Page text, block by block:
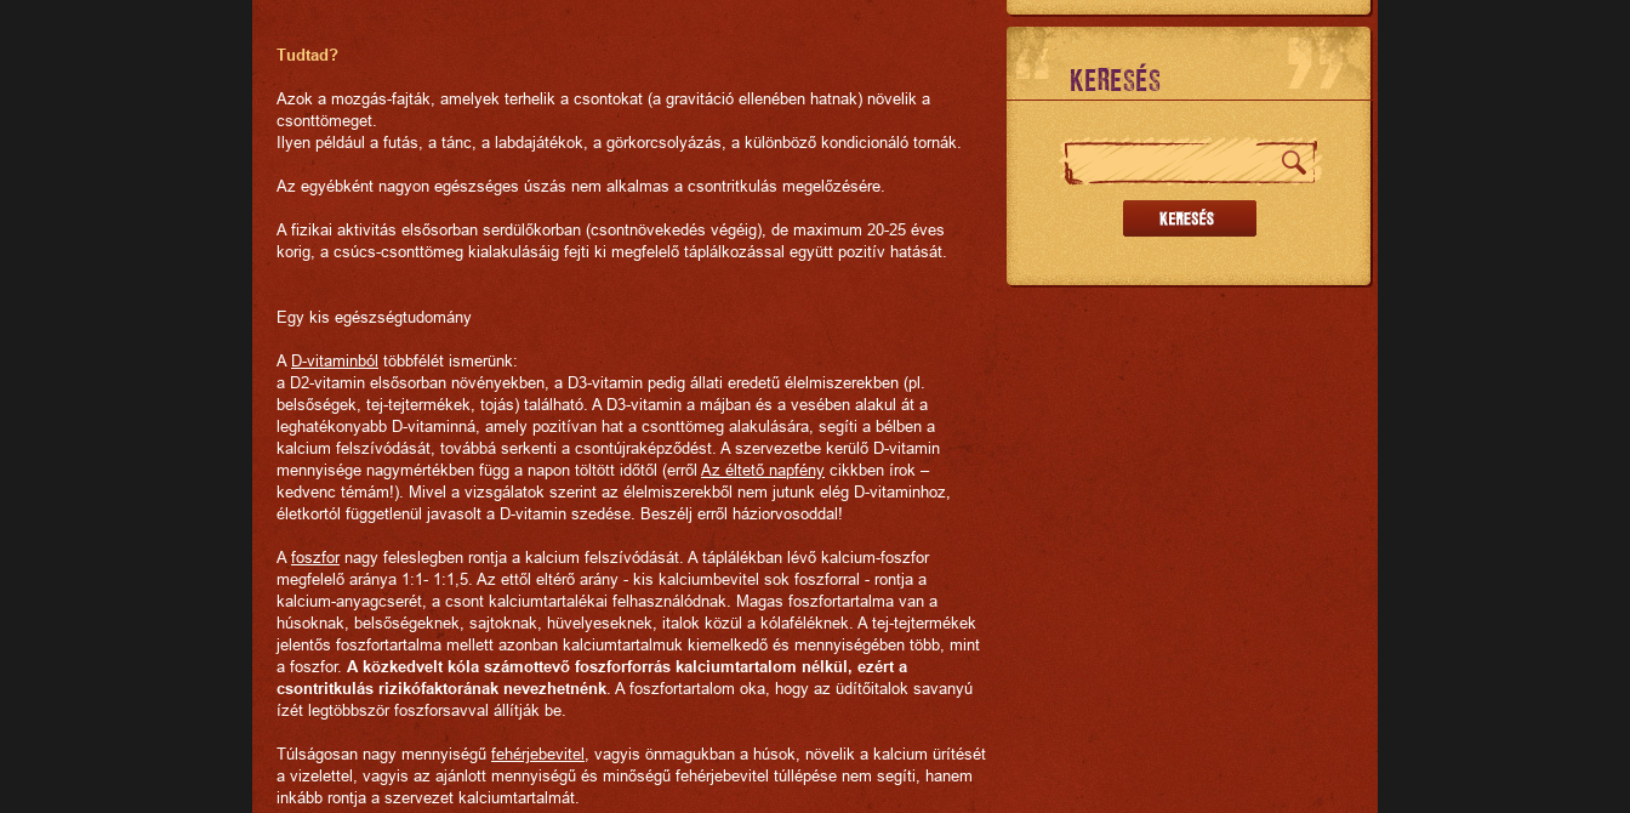
Tudtad?
Azok a mozgás-fajták, amelyek terhelik a csontokat (a gravitáció ellenében hatnak) növelik a
csonttömeget.
Ilyen például a futás, a tánc, a labdajátékok, a görkorcsolyázás, a különböző kondicionáló tornák.
Az egyébként nagyon egészséges úszás nem alkalmas a csontritkulás megelőzésére.
A fizikai aktivitás elsősorban serdülőkorban (csontnövekedés végéig), de maximum 20-25 éves
korig, a csúcs-csonttömeg kialakulásáig fejti ki megfelelő táplálkozással együtt pozitív hatását.
Egy kis egészségtudomány
A D-vitaminból többfélét ismerünk:
a D2-vitamin elsősorban növényekben, a D3-vitamin pedig állati eredetű élelmiszerekben (pl.
belsőségek, tej-tejtermékek, tojás) található. A D3-vitamin a májban és a vesében alakul át a
leghatékonyabb D-vitaminná, amely pozitívan hat a csonttömeg alakulására, segíti a bélben a
kalcium felszívódását, továbbá serkenti a csontújraképződést. A szervezetbe kerülő D-vitamin
mennyisége nagymértékben függ a napon töltött időtől (erről Az éltető napfény cikkben írok –
kedvenc témám!). Mivel a vizsgálatok szerint az élelmiszerekből nem jutunk elég D-vitaminhoz,
életkortól függetlenül javasolt a D-vitamin szedése. Beszélj erről háziorvosoddal!
Afoszfornagy feleslegben rontja a kalcium felszívódását. A táplálékban lévő kalcium-foszfor
megfelelő aránya 1:1- 1:1,5. Az ettől eltérő arány - kis kalciumbevitel sok foszforral - rontja a
kalcium-anyagcserét, a csont kalciumtartalékai felhasználódnak. Magas foszfortartalma van a
húsoknak, belsőségeknek, sajtoknak, hüvelyeseknek, italok közül a kólaféléknek. A tej-tejtermékek
jelentős foszfortartalma mellett azonban kalciumtartalmuk kiemelkedő és mennyiségében több, mint
a foszfor. A közkedvelt kóla számottevő foszforforrás kalciumtartalom nélkül, ezért a
csontritkulás rizikófaktorának nevezhetnénk . A foszfortartalom oka, hogy az üdítőitalok savanyú
ízét legtöbbször foszforsavval állítják be.
Túlságosan nagy mennyiségű fehérjebevitel , vagyis önmagukban a húsok, növelik a kalcium ürítését
a vizelettel, vagyis az ajánlott mennyiségű és minőségű fehérjebevitel túllépése nem segíti, hanem
inkább rontja a szervezet kalciumtartalmát.
KERESÉS